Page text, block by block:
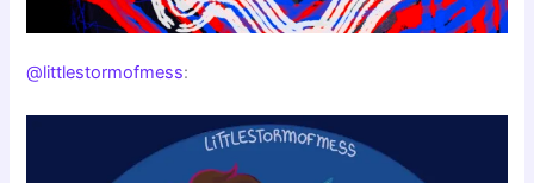
@littlestormofmess: